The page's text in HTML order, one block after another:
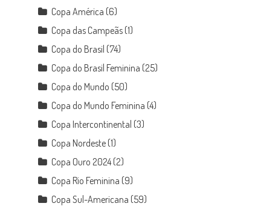
Copa América (6)
Copa das Campeãs (1)
Copa do Brasil (74)
Copa do Brasil Feminina (25)
Copa do Mundo (50)
Copa do Mundo Feminina (4)
Copa Intercontinental (3)
Copa Nordeste (1)
Copa Ouro 2024(2)
Copa Rio Feminina (9)
Copa Sul-Americana (59)